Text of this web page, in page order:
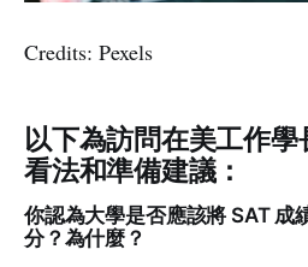
Credits: Pexels
以下為訪問在美工作
看法和準備建議：
你認為大學是否應該將 SAT 成
分？為什麼？